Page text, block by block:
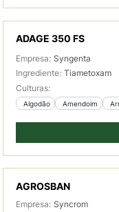
ADAGE 350 FS
Empresa: Syngenta
Ingrediente: Tiametoxam
Culturas:
Algodão Amendoim
AGROSBAN
Empresa: Syncrom